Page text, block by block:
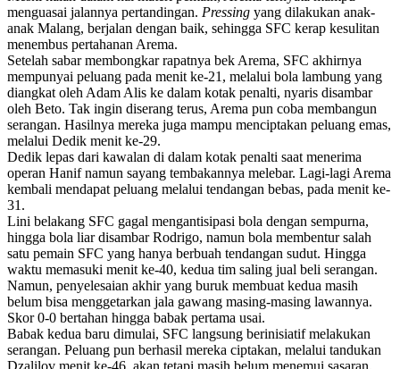
menguasai jalannya pertandingan. Pressing yang dilakukan anak-
anak Malang, berjalan dengan baik, sehingga SFC kerap kesulitan
menembus pertahanan Arema.
Setelah sabar membongkar rapatnya bek Arema, SFC akhirnya
mempunyai peluang pada menit ke-21, melalui bola lambung yang
diangkat oleh Adam Alis ke dalam kotak penalti, nyaris disambar
oleh Beto. Tak ingin diserang terus, Arema pun coba membangun
serangan. Hasilnya mereka juga mampu menciptakan peluang emas,
melalui Dedik menit ke-29.
Dedik lepas dari kawalan di dalam kotak penalti saat menerima
operan Hanif namun sayang tembakannya melebar. Lagi-lagi Arema
kembali mendapat peluang melalui tendangan bebas, pada menit ke-
31.
Lini belakang SFC gagal mengantisipasi bola dengan sempurna,
hingga bola liar disambar Rodrigo, namun bola membentur salah
satu pemain SFC yang hanya berbuah tendangan sudut. Hingga
waktu memasuki menit ke-40, kedua tim saling jual beli serangan.
Namun, penyelesaian akhir yang buruk membuat kedua masih
belum bisa menggetarkan jala gawang masing-masing lawannya.
Skor 0-0 bertahan hingga babak pertama usai.
Babak kedua baru dimulai, SFC langsung berinisiatif melakukan
serangan. Peluang pun berhasil mereka ciptakan, melalui tandukan
Dzalilov menit ke-46, akan tetapi masih belum menemui sasaran.